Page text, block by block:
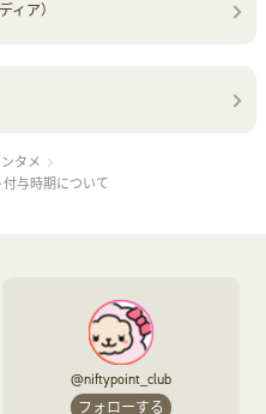
ィア）
タメ
与時期について
@niftypoint_club
フォローする